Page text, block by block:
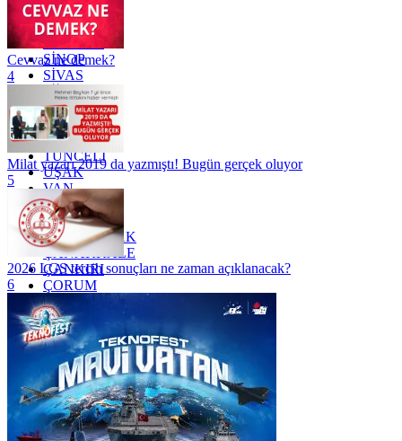
RİZE
SAKARYA
SAMSUN
SİNOP
SİVAS
SİİRT
TEKİRDAĞ
TOKAT
TRABZON
TUNCELİ
UŞAK
VAN
YALOVA
YOZGAT
ZONGULDAK
ÇANAKKALE
ÇANKIRI
ÇORUM
İSTANBUL
İZMİR
ŞANLIURFA
ŞIRNAK
Cevvaz ne demek?
4
Milat yazarı 2019 da yazmıştı! Bugün gerçek oluyor
5
2026 LGS tercih sonuçları ne zaman açıklanacak?
6